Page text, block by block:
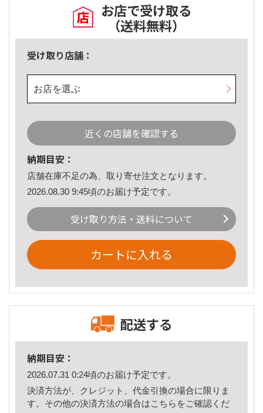
お店で受け取る
（送料無料）
受け取り店舗：
お店を選ぶ
近くの店舗を確認する
納期目安：
店舗在庫不足の為、取り寄せ注文となります。
2026.08.30 9:45頃のお届け予定です。
受け取り方法・送料について
カートに入れる
配送する
納期目安：
2026.07.31 0:24頃のお届け予定です。
決済方法が、クレジット、代金引換の場合に限りま
す。その他の決済方法の場合はこちら をご確認くだ